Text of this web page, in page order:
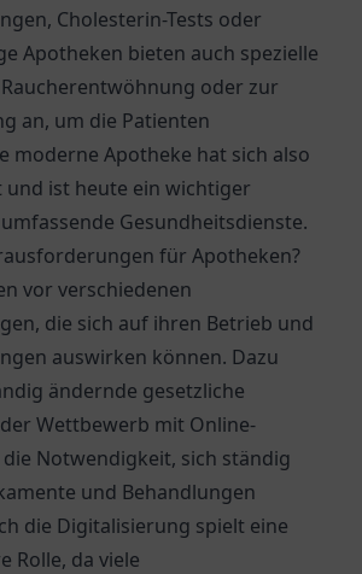
Cholesterin-Tests oder
Apotheken bieten auch spezielle
oder zur
an, um die Patienten
moderne Apotheke hat sich also
ist heute ein wichtiger
Gesundheitsdienste.
für Apotheken?
vor verschiedenen
die sich auf ihren Betrieb und
auswirken können. Dazu
ändernde gesetzliche
Wettbewerb mit Online-
Notwendigkeit, sich ständig
und Behandlungen
die Digitalisierung spielt eine
Rolle, da viele